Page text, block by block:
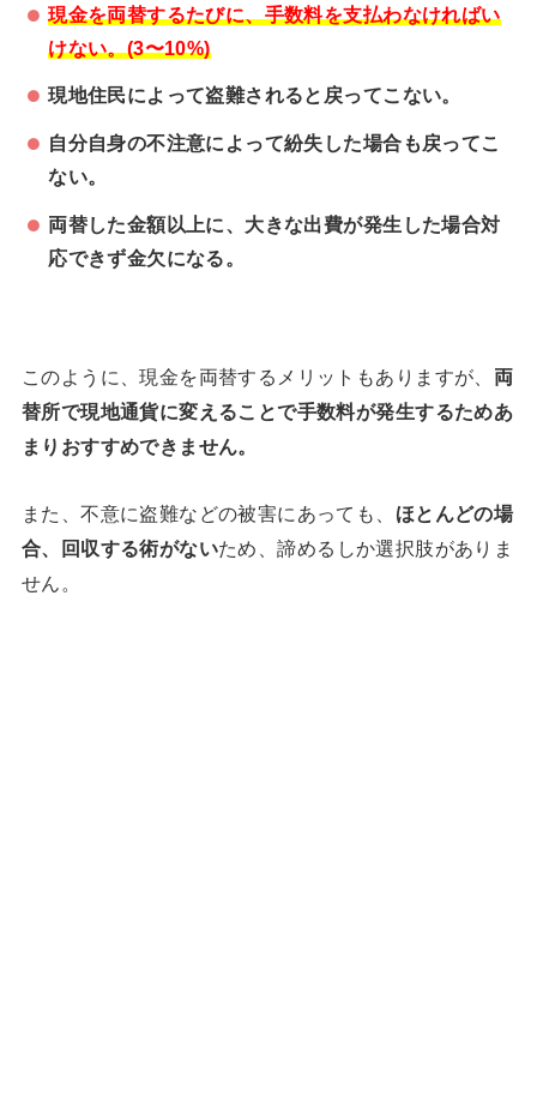
現金を両替するたびに、手数料を支払わなければい
けない。(3〜10%)
現地住民によって盗難されると戻ってこない。
自分自身の不注意によって紛失した場合も戻ってこ
ない。
両替した金額以上に、大きな出費が発生した場合対
応できず金欠になる。
このように、現金を両替するメリットもありますが、 両
替所で現地通貨に変えることで手数料が発生するためあ
まりおすすめできません。
また、不意に盗難などの被害にあっても、 ほとんどの場
合、回収する術がないため、諦めるしか選択肢がありま
せん。